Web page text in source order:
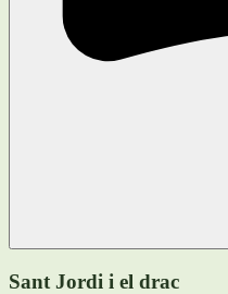
Sant Jordi i el drac